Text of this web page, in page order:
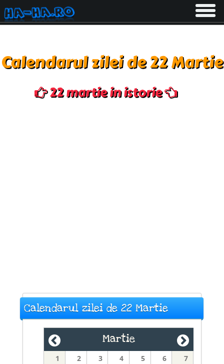
Toggle
Calendarul zilei de 22 Martie
22 martie in istorie
Calendarul zilei de 22 Martie
Martie
1 2 3 4 5 6 7